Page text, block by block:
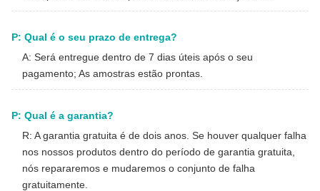
P: Qual é o seu prazo de entrega?
A: Será entregue dentro de 7 dias úteis após o seu
pagamento; As amostras estão prontas.
P: Qual é a garantia?
R: A garantia gratuita é de dois anos. Se houver qualquer falha
nos nossos produtos dentro do período de garantia gratuita,
nós repararemos e mudaremos o conjunto de falha
gratuitamente.